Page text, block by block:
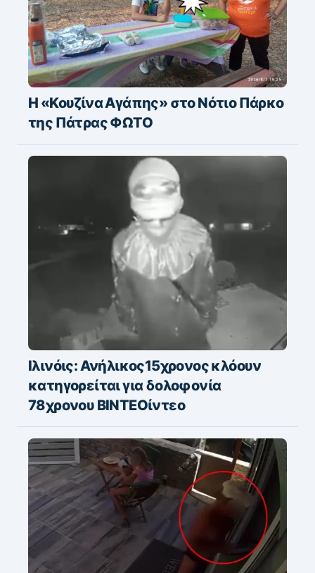
Η «Κουζίνα Αγάπης» στο Νότιο Πάρκο
της Πάτρας ΦΩΤΟ
Ιλινόις: Ανήλικος15χρονος κλόουν
κατηγορείται για δολοφονία
78χρονου ΒΙΝΤΕΟίντεο